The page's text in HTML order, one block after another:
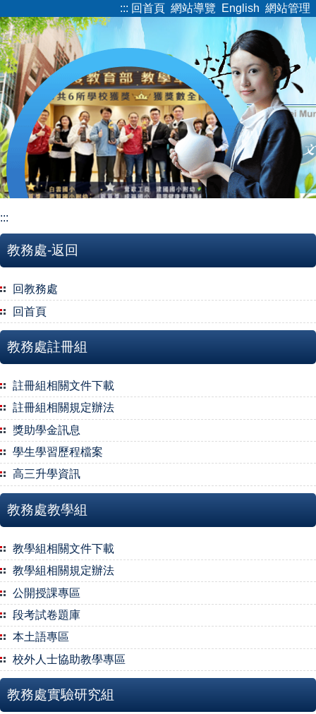
到
主
要
內
容
區
::: 回首頁 網站導覽 English 網站管理
:::
教務處-返回
回教務處
回首頁
教務處註冊組
註冊組相關文件下載
註冊組相關規定辦法
獎助學金訊息
學生學習歷程檔案
高三升學資訊
教務處教學組
教學組相關文件下載
教學組相關規定辦法
公開授課專區
段考試卷題庫
本土語專區
校外人士協助教學專區
教務處實驗研究組